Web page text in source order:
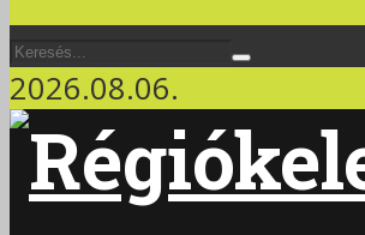
2026.08.06.